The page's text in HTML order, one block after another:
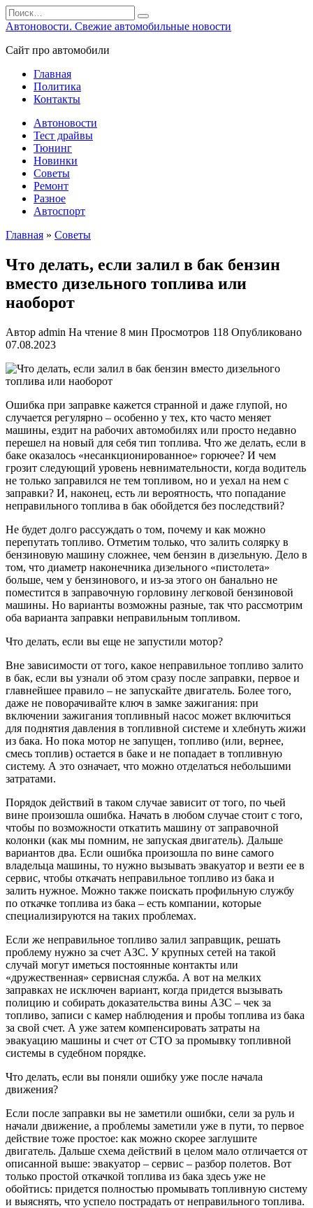
Перейти
к
Search
for:
Автоновости. Свежие автомобильные новости
Сайт про автомобили
Главная
Политика
Контакты
Автоновости
Тест драйвы
Тюнинг
Новинки
Советы
Ремонт
Разное
Автоспорт
Главная » Советы
Что делать, если залил в бак бензин
вместо дизельного топлива или
наоборот
Автор admin На чтение 8 мин Просмотров 118 Опубликовано
07.08.2023
Ошибка при заправке кажется странной и даже глупой, но
случается регулярно – особенно у тех, кто часто меняет
машины, ездит на рабочих автомобилях или просто недавно
перешел на новый для себя тип топлива. Что же делать, если в
баке оказалось «несанкционированное» горючее? И чем
грозит следующий уровень невнимательности, когда водитель
не только заправился не тем топливом, но и уехал на нем с
заправки? И, наконец, есть ли вероятность, что попадание
неправильного топлива в бак обойдется без последствий?
Не будет долго рассуждать о том, почему и как можно
перепутать топливо. Отметим только, что залить солярку в
бензиновую машину сложнее, чем бензин в дизельную. Дело в
том, что диаметр наконечника дизельного «пистолета»
больше, чем у бензинового, и из-за этого он банально не
поместится в заправочную горловину легковой бензиновой
машины. Но варианты возможны разные, так что рассмотрим
оба варианта заправки неправильным топливом.
Что делать, если вы еще не запустили мотор?
Вне зависимости от того, какое неправильное топливо залито
в бак, если вы узнали об этом сразу после заправки, первое и
главнейшее правило – не запускайте двигатель. Более того,
даже не поворачивайте ключ в замке зажигания: при
включении зажигания топливный насос может включиться
для поднятия давления в топливной системе и хлебнуть жижи
из бака. Но пока мотор не запущен, топливо (или, вернее,
смесь топлив) остается в баке и не попадает в топливную
систему. А это означает, что можно отделаться небольшими
затратами.
Порядок действий в таком случае зависит от того, по чьей
вине произошла ошибка. Начать в любом случае стоит с того,
чтобы по возможности откатить машину от заправочной
колонки (как мы помним, не запуская двигатель). Дальше
вариантов два. Если ошибка произошла по вине самого
владельца машины, то нужно вызывать эвакуатор и везти ее в
сервис, чтобы откачать неправильное топливо из бака и
залить нужное. Можно также поискать профильную службу
по откачке топлива из бака – есть компании, которые
специализируются на таких проблемах.
Если же неправильное топливо залил заправщик, решать
проблему нужно за счет АЗС. У крупных сетей на такой
случай могут иметься постоянные контакты или
«дружественная» сервисная служба. А вот на мелких
заправках не исключен вариант, когда придется вызывать
полицию и собирать доказательства вины АЗС – чек за
топливо, записи с камер наблюдения и пробы топлива из бака
за свой счет. А уже затем компенсировать затраты на
эвакуацию машины и счет от СТО за промывку топливной
системы в судебном порядке.
Что делать, если вы поняли ошибку уже после начала
движения?
Если после заправки вы не заметили ошибки, сели за руль и
начали движение, а проблемы заметили уже в пути, то первое
действие тоже простое: как можно скорее заглушите
двигатель. Дальше схема действий в целом мало отличается от
описанной выше: эвакуатор – сервис – разбор полетов. Вот
только простой откачкой топлива из бака здесь уже не
обойтись: придется полностью промывать топливную систему
и выяснять, что успело пострадать от неправильного топлива.